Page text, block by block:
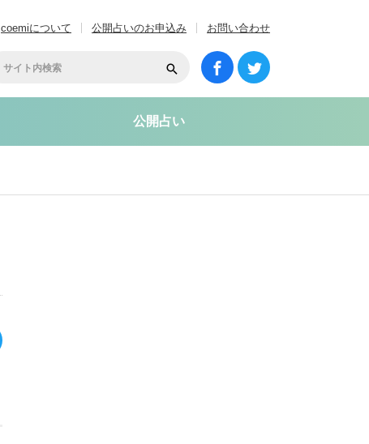
coemiについて 公開占いのお申込み お問い合わせ
公開占い